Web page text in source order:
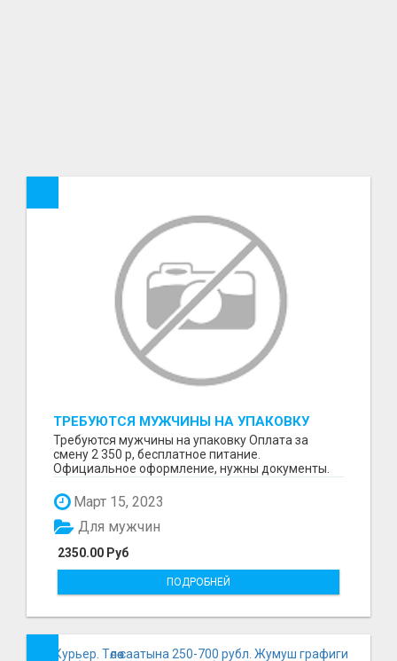
ТРЕБУЮТСЯ МУЖЧИНЫ НА УПАКОВКУ
Требуются мужчины на упаковку Оплата за
смену 2 350 р, бесплатное питание.
Официальное оформление, нужны документы.
Март 15, 2023
2350.00 Руб
Для мужчин
ПОДРОБНЕЙ